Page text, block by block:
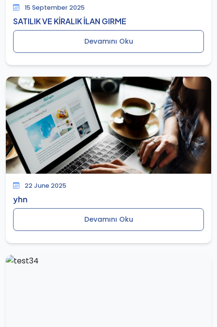
15 September 2025
SATILIK VE KİRALIK İLAN GIRME
Devamını Oku
22 June 2025
yhn
Devamını Oku